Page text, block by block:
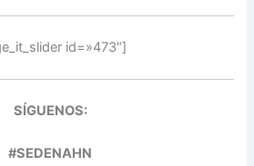
id=»473″]
SÍGUENOS:
#SEDENAHN